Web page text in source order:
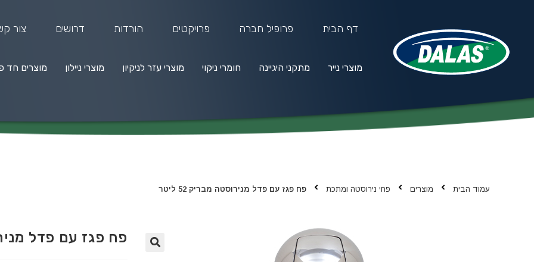
דף הבית פרופיל חברה פרויקטים הורדות דרושים צור
מוצרי נייר מתקני היגיינה חומרי ניקוי מוצרי עזר לניקיון מוצרי ניילון מוצרים חד
עמוד הבית מוצרים פחי נירוסטה ומתכת פח פגז עם פדל מנירוסטה מבריק 52 ליטר
פח פגז עם פדל